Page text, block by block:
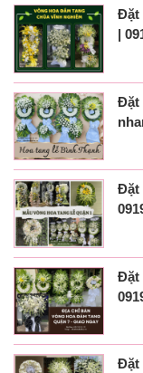
Đặt
|
Đặt
Đặt
Đặt
Đặt